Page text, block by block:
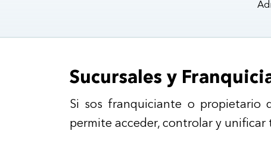
Sucursales y
Si sos franquiciante o propietario
permite acceder, controlar y